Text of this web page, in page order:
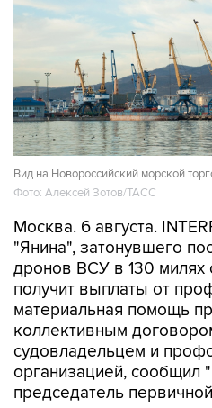
Вид на Новороссийский морской
Фото: Алексей Зотов/ТАСС
Москва. 6 августа.
дронов ВСУ в 130 милях
получит выплаты от
материальная помощь
коллективным
судовладельцем и
организацией, сообщил
председатель
организации моряков
Березинский в четверг.